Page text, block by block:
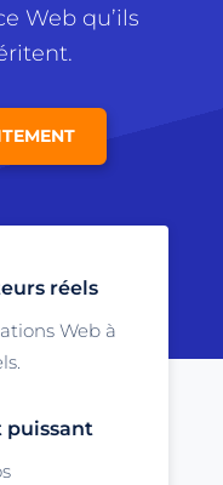
Web qu’ils
réels
Web à
puissant